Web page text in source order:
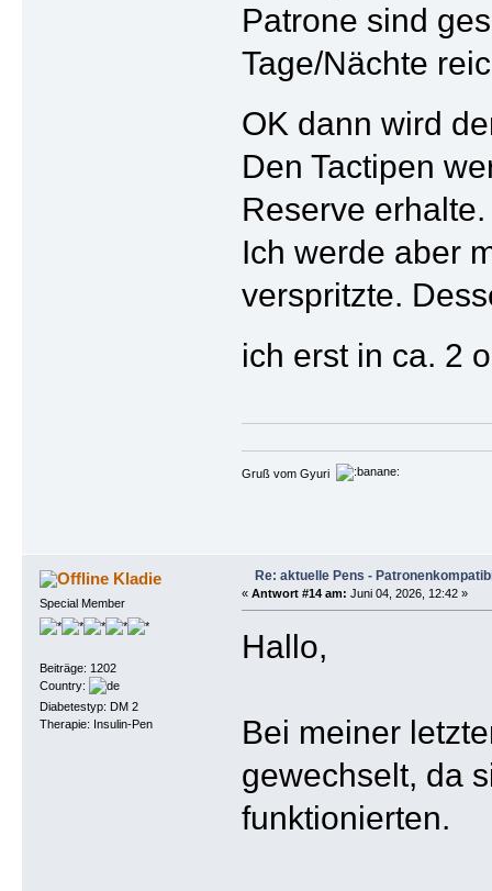
Patrone sind
Tage/Nächte
OK dann wird
Den Tactipen
Reserve erhalte.
Ich werde aber
verspritzte.
ich erst in ca. 2
Gruß vom Gyuri
Kladie
Special Member
Beiträge: 1202
Country:
Diabetestyp: DM 2
Therapie: Insulin-Pen
Re: aktuelle Pens -
« Antwort #14 am: Juni 04, 2026, 12:42 »
Hallo,
Bei meiner
gewechselt, da
funktionierten.